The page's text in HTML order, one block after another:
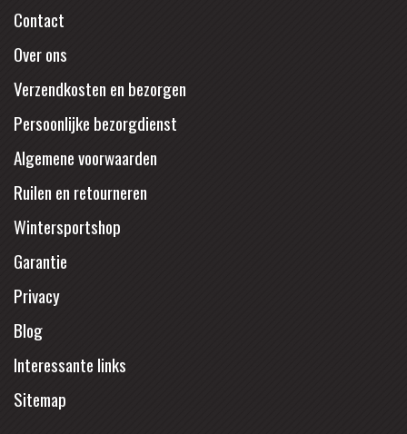
Contact
Over ons
Verzendkosten en bezorgen
Persoonlijke bezorgdienst
Algemene voorwaarden
Ruilen en retourneren
Wintersportshop
Garantie
Privacy
Blog
Interessante links
Sitemap